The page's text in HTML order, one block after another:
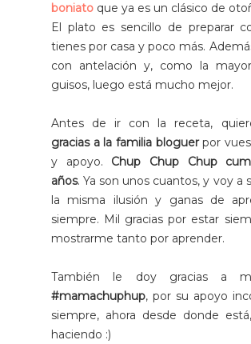
boniato que ya es un clásico de
El plato es sencillo de preparar
tienes por casa y poco más.
con antelación y, como la
guisos, luego está mucho mejor.
Antes de ir con la receta,
gracias a la familia bloguerpor
y apoyo. Chup Chup Chup
años. Ya son unos cuantos, y voy a
la misma ilusión y ganas de
siempre. Mil gracias por estar
mostrarme tanto por aprender.
También le doy gracias a
#mamachuphup, por su apoyo
siempre, ahora desde donde
haciendo :)